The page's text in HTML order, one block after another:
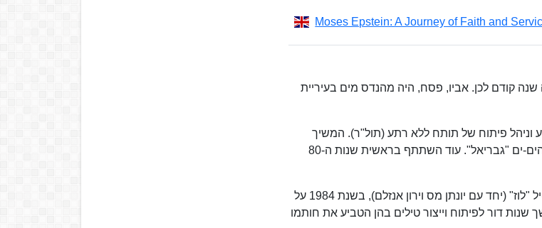
Moses Epstein: A Journey of Faith and
אירופה שנה קודם לכן. אביו, פסח, היה מהנדס מים בעיריית
בטכניון. ב-1948 הצטרף לחיל המדע וניהל פיתוח של תותח ללא רתע (תול"ר). המשיך
ברפא"ל בפיתוח טילים. פיתח טיל קרקע-קרקע "לוז", שממנו פותח טיל הים-ים "גבריאל". עוד השתתף בראשית שנות ה-80
קיבל שלוש פעמים את פרס ביטחון ישראל - בשנת 1960, על פיתוח הטיל "לוז" (יחד עם יונתן מס וירון אנזלם), בשנת 1984 על
ובשנת 1997, "על תרומתו במשך שנות דור לפיתוח וייצור טילים בהן הטביע את חותמו